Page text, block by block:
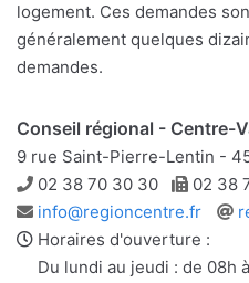
logement. Ces demandes
généralement quelques
demandes.
Conseil régional - Centre-
9 rue Saint-Pierre-Lentin -
Téléphone
02 38 70 30 30
02 38
Adresse
e-
mail
info@regioncentre.fr
Horaires d'ouverture :
Du lundi au jeudi : de 08h